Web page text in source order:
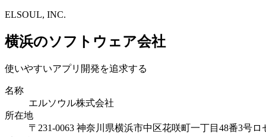
ELSOUL, INC.
横浜のソフトウェア会社
使いやすいアプリ開発を追求する
名称
エルソウル株式会社
所在地
〒231-0063 神奈川県横浜市中区花咲町一丁目48番3号ロ